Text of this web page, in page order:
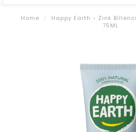
Home /
Happy Earth - Zink
75ML